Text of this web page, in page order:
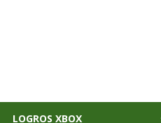
LOGROS XBOX